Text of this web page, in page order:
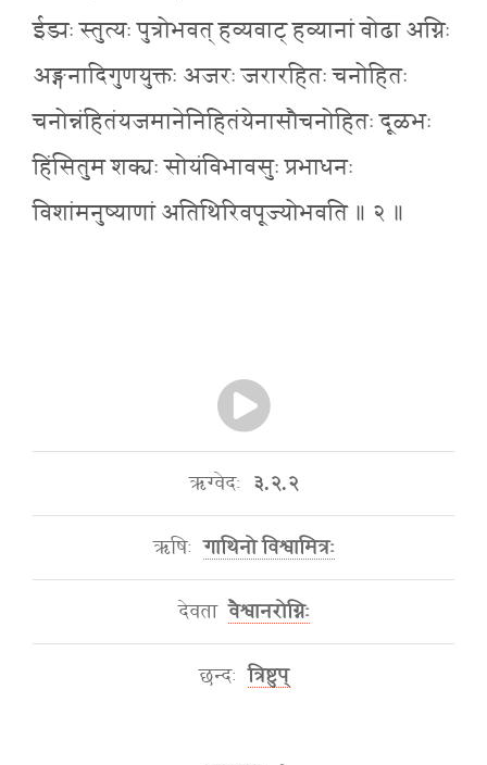
ईड्यः स्तुत्यः पुत्रोभवत् हव्यवाट् हव्यानां वोढा अग्निः
अङ्गनादिगुणयुक्तः अजरः जरारहितः चनोहितः
चनोन्नंहितंयजमानेनिहितंयेनासौचनोहितः दूळभः
हिंसितुम शक्यः सोयंविभावसुः प्रभाधनः
विशांमनुष्याणां अतिथिरिवपूज्योभवति ॥ २ ॥
ऋग्वेदः ३.२.२
ऋषिः गाथिनो विश्वामित्रः
देवता वैश्वानरोग्निः
छन्दः त्रिष्टुप्